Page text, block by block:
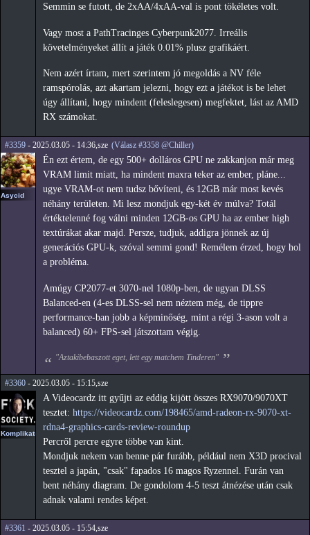
Semmin se futott, de 2xAA/4xAA-val is pont tökéletes volt.
Vagy most a PathTracinges Cyberpunk2077. Irreális
követelményeket állít a játék 0.01% plusz grafikáért.
Nem azért írtam, mert szerintem jó megoldás a NV féle
ramspórolás, azt akartam jelezni, hogy ezt a játékot is be lehet
úgy állítani, hogy mindent (feleslegesen) megfektet, lást az AMD
RX számokat.
#3359 - 2025.03.05 - 14:36,sze (Válasz #3358 @Chiller)
Asycid
Én ezt értem, de egy 500+ dolláros GPU ne zakkanjon már meg
VRAM limit miatt, ha mindent maxra teker az ember, pláne...
ugye VRAM-ot nem tudsz bővíteni, és 12GB már most kevés
néhány területen. Mi lesz mondjuk egy-két év múlva? Totál
értéktelenné fog válni minden 12GB-os GPU ha az ember high
textúrákat akar majd. Persze, tudjuk, addigra jönnek az új
generációs GPU-k, szóval semmi gond! Remélem érzed, hogy hol
a probléma.
Amúgy CP2077-et 3070-nel 1080p-ben, de ugyan DLSS
Balanced-en (4-es DLSS-sel nem néztem még, de tippre
performance-ban jobb a képminőség, mint a régi 3-ason volt a
balanced) 60+ FPS-sel játszottam végig.
"Aztakibebaszott eget, lett egy matchem Tinderen"
#3360 - 2025.03.05 - 15:15,sze
Komplikato
A Videocardz itt gyűjti az eddig kijött összes RX9070/9070XT
tesztet: https://videocardz.com/198465/amd-radeon-rx-9070-xt-
rdna4-graphics-cards-review-roundup
Percről percre egyre többe van kint.
Mondjuk nekem van benne pár furább, például nem X3D procival
tesztel a japán, "csak" fapados 16 magos Ryzennel. Furán van
bent néhány diagram. De gondolom 4-5 teszt átnézése után csak
adnak valami rendes képet.
#3361 - 2025.03.05 - 15:54,sze